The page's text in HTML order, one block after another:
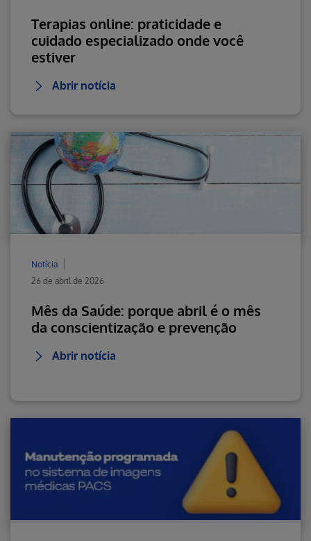
Terapias online: praticidade e
cuidado especializado onde você
estiver
Abrir notícia
Notícia
26 de abril de 2026
Mês da Saúde: porque abril é o mês
da conscientização e prevenção
Abrir notícia